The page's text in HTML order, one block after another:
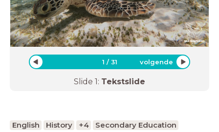
1 /31 volgende
Slide 1: Tekstslide
English History +4 Secondary Education